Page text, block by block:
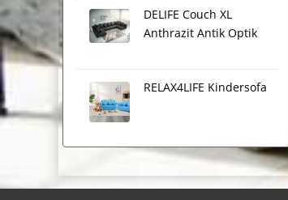
DELIFE Couch XL
Anthrazit Antik Optik
RELAX4LIFE Kindersofa